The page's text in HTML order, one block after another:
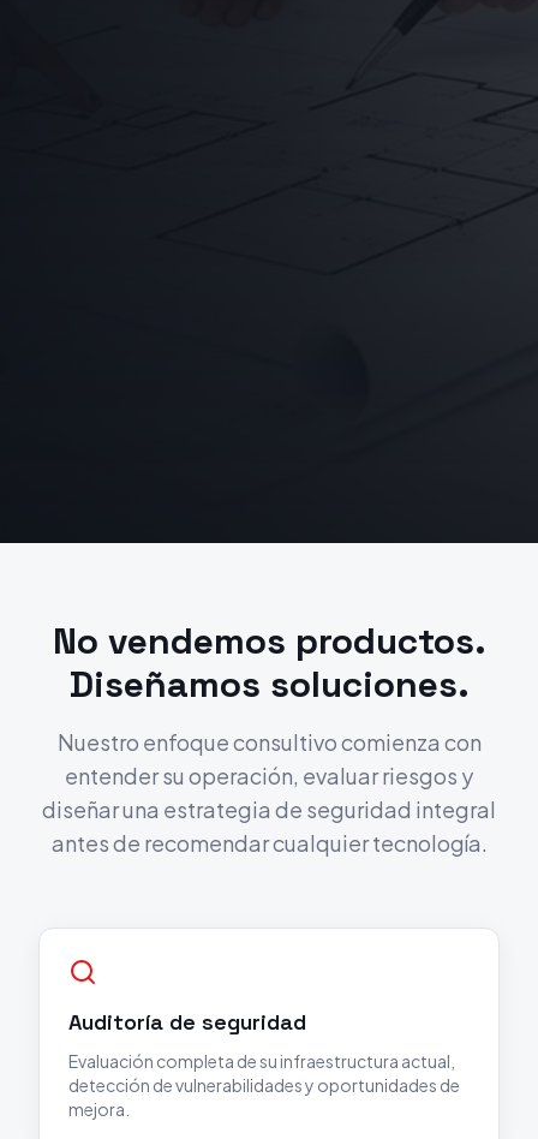
No vendemos productos.
Diseñamos soluciones.
Nuestro enfoque consultivo comienza con
entender su operación, evaluar riesgos y
diseñar una estrategia de seguridad integral
antes de recomendar cualquier tecnología.
Auditoría de seguridad
Evaluación completa de su infraestructura actual,
detección de vulnerabilidades y oportunidades de
mejora.